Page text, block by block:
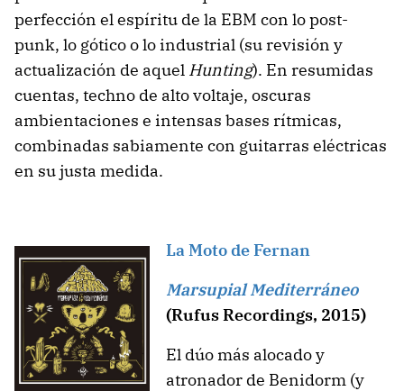
perfección el espíritu de la EBM con lo post-
punk, lo gótico o lo industrial (su revisión y
actualización de aquel Hunting). En resumidas
cuentas, techno de alto voltaje, oscuras
ambientaciones e intensas bases rítmicas,
combinadas sabiamente con guitarras eléctricas
en su justa medida.
La Moto de Fernan
Marsupial Mediterráneo
(Rufus Recordings, 2015)
El dúo más alocado y
atronador de Benidorm (y